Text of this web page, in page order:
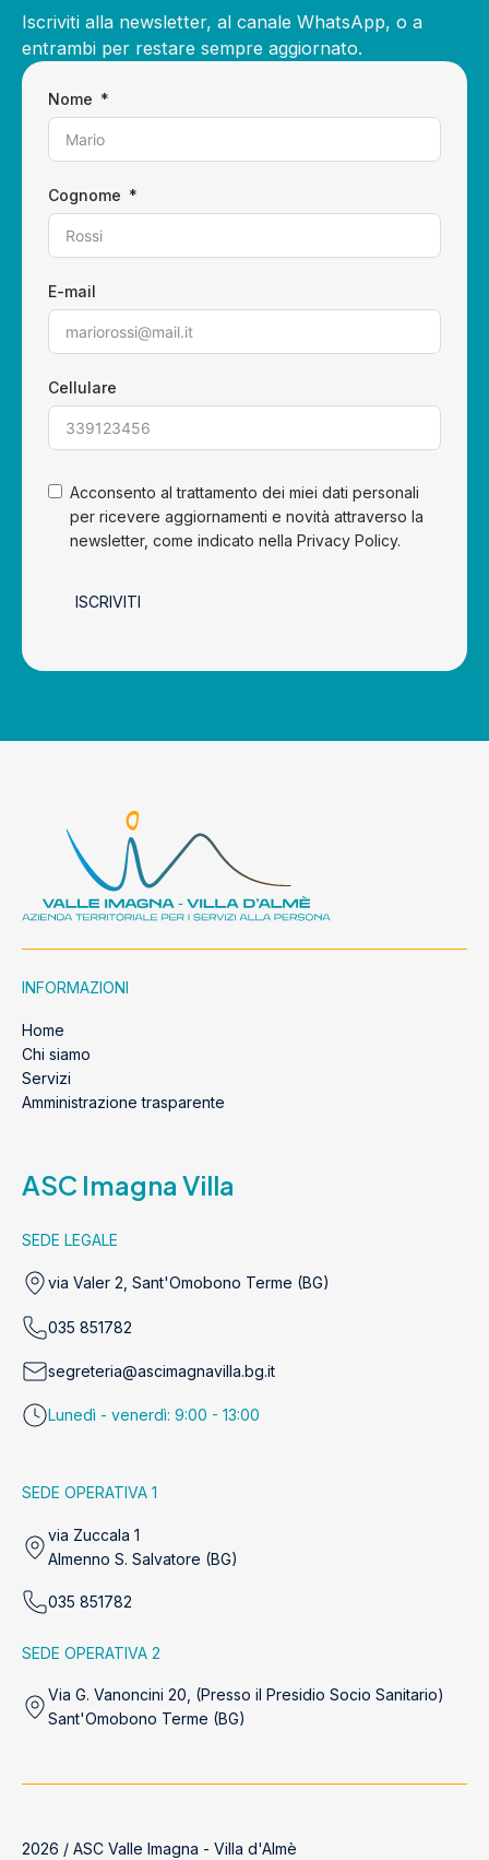
Iscriviti alla newsletter, al canale WhatsApp, o a
entrambi per restare sempre aggiornato.
Nome
Cognome
E-mail
Cellulare
Acconsento al trattamento dei miei dati personali
per ricevere aggiornamenti e novità attraverso la
newsletter, come indicato nella Privacy Policy.
ISCRIVITI
INFORMAZIONI
Home
Chi siamo
Servizi
Amministrazione trasparente
ASC Imagna Villa
SEDE LEGALE
via Valer 2, Sant'Omobono Terme (BG)
035 851782
segreteria@ascimagnavilla.bg.it
Lunedì - venerdì: 9:00 - 13:00
SEDE OPERATIVA 1
via Zuccala 1
Almenno S. Salvatore (BG)
035 851782
SEDE OPERATIVA 2
Via G. Vanoncini 20, (Presso il Presidio Socio Sanitario)
Sant'Omobono Terme (BG)
2026 / ASC Valle Imagna - Villa d'Almè